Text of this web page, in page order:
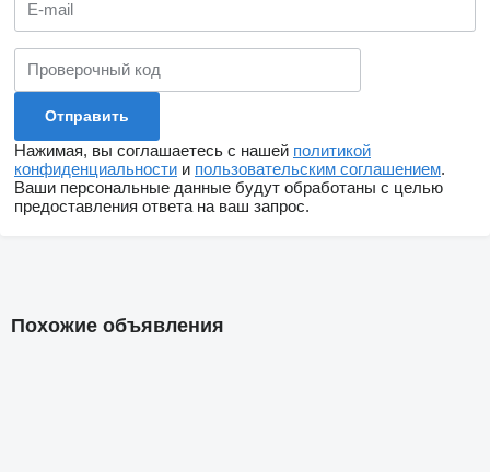
Нажимая, вы соглашаетесь с нашей политикой
конфиденциальности и пользовательским соглашением.
Ваши персональные данные будут обработаны с целью
предоставления ответа на ваш запрос.
Похожие объявления